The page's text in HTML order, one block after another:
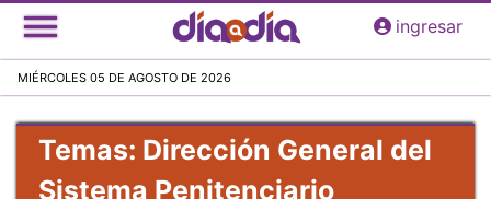
Pasar
al
principal
ingresar
MIÉRCOLES 05 DE AGOSTO DE 2026
Temas: Dirección General del
Sistema Penitenciario